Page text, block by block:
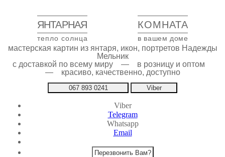
ЯНТАРНАЯ КОМНАТА
тепло солнца в вашем доме
мастерская картин из янтаря, икон, портретов Надежды
Мельник
с доставкой по всему миру — в розницу и оптом
— красиво, качественно, доступно
067 893 0241 Viber
Viber
Telegram
Whatsapp
Email
Перезвонить Вам?